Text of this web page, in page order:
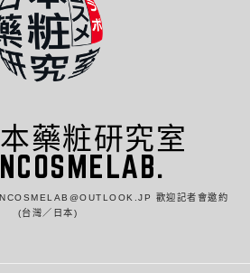
藥粧研究室
歡迎記者會邀約
(台灣／日本)